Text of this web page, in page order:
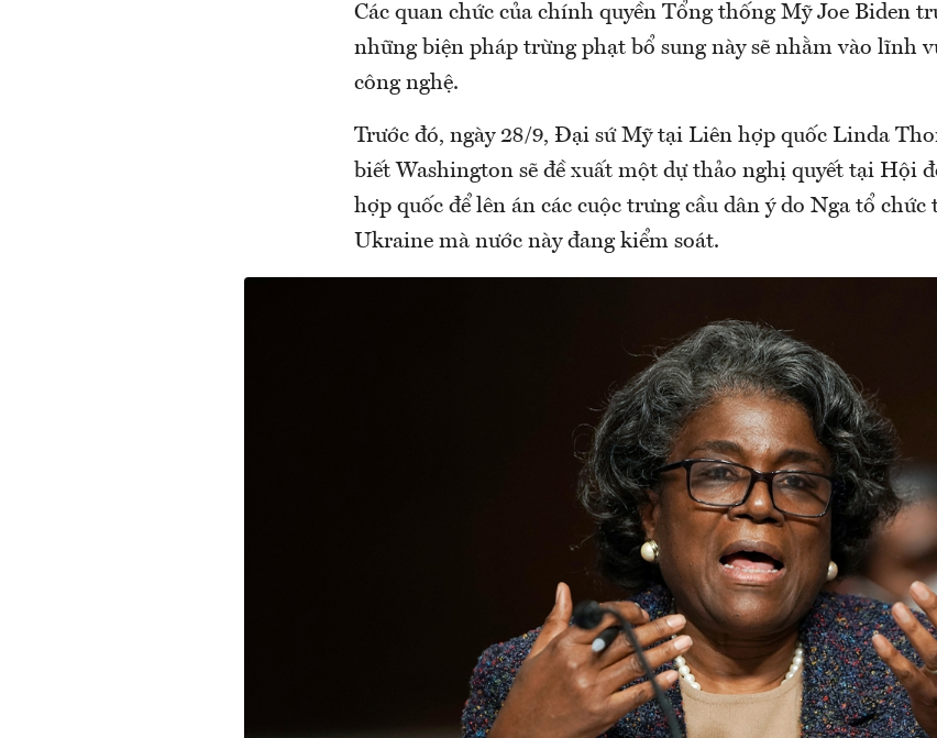
Các quan chức của chính quyền Tổng thống Mỹ Joe Biden
những biện pháp trừng phạt bổ sung này sẽ nhằm vào lĩnh
công nghệ.
Trước đó, ngày 28/9, Đại sứ Mỹ tại Liên hợp quốc Linda
biết Washington sẽ đề xuất một dự thảo nghị quyết tại Hội
hợp quốc để lên án các cuộc trưng cầu dân ý do Nga tổ chức
Ukraine mà nước này đang kiểm soát.